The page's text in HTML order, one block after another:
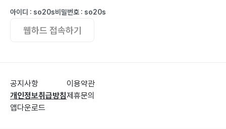
아이디 : so20s비밀번호 : so20s
웹하드 접속하기
공지사항
개인정보취급방침
앱다운로드
이용약관
제휴문의